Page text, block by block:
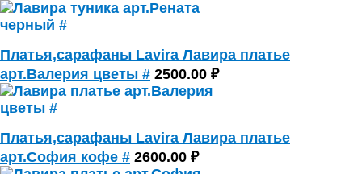
Платья,сарафаны Lavira Лавира платье
арт.Валерия цветы # 2500.00 ₽
Платья,сарафаны Lavira Лавира платье
арт.София кофе # 2600.00 ₽